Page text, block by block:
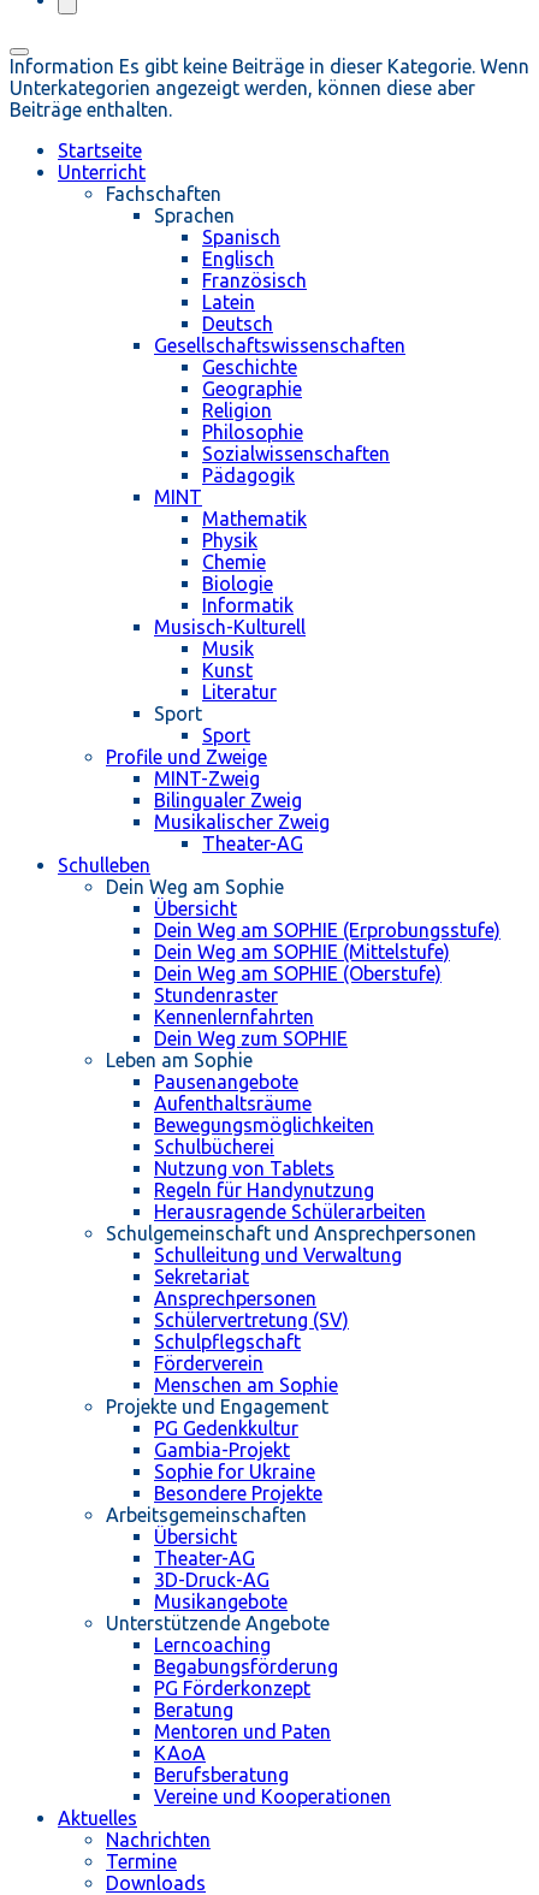
Information Es gibt keine Beiträge in dieser Kategorie. Wenn
Unterkategorien angezeigt werden, können diese aber
Beiträge enthalten.
Startseite
Unterricht
Fachschaften
Sprachen
Spanisch
Englisch
Französisch
Latein
Deutsch
Gesellschaftswissenschaften
Geschichte
Geographie
Religion
Philosophie
Sozialwissenschaften
Pädagogik
MINT
Mathematik
Physik
Chemie
Biologie
Informatik
Musisch-Kulturell
Musik
Kunst
Literatur
Sport
Sport
Profile und Zweige
MINT-Zweig
Bilingualer Zweig
Musikalischer Zweig
Theater-AG
Schulleben
Dein Weg am Sophie
Übersicht
Dein Weg am SOPHIE (Erprobungsstufe)
Dein Weg am SOPHIE (Mittelstufe)
Dein Weg am SOPHIE (Oberstufe)
Stundenraster
Kennenlernfahrten
Dein Weg zum SOPHIE
Leben am Sophie
Pausenangebote
Aufenthaltsräume
Bewegungsmöglichkeiten
Schulbücherei
Nutzung von Tablets
Regeln für Handynutzung
Herausragende Schülerarbeiten
Schulgemeinschaft und Ansprechpersonen
Schulleitung und Verwaltung
Sekretariat
Ansprechpersonen
Schülervertretung (SV)
Schulpflegschaft
Förderverein
Menschen am Sophie
Projekte und Engagement
PG Gedenkkultur
Gambia-Projekt
Sophie for Ukraine
Besondere Projekte
Arbeitsgemeinschaften
Übersicht
Theater-AG
3D-Druck-AG
Musikangebote
Unterstützende Angebote
Lerncoaching
Begabungsförderung
PG Förderkonzept
Beratung
Mentoren und Paten
KAoA
Berufsberatung
Vereine und Kooperationen
Aktuelles
Nachrichten
Termine
Downloads